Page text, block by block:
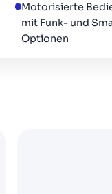
Motorisierte
mit Funk- und
Optionen